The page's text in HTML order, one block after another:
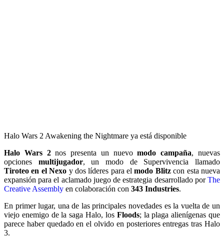
Halo Wars 2 Awakening the Nightmare ya está disponible
Halo Wars 2nos presenta un nuevomodo campaña, nuevas
opciones multijugador, un modo de Supervivencia llamado
Tiroteo en el Nexo y dos líderes para elmodo Blitzcon esta nueva
expansión para el aclamado juego de estrategia desarrollado porThe
Creative Assembly en colaboración con 343 Industries.
En primer lugar, una de las principales novedades es la vuelta de un
viejo enemigo de la saga Halo, losFloods; la plaga alienígenas que
parece haber quedado en el olvido en posteriores entregas tras Halo
3.